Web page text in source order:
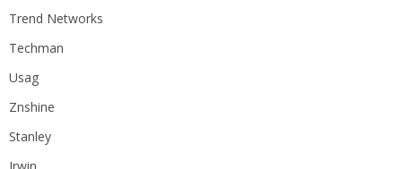
Trend Networks
Techman
Usag
Znshine
Stanley
Irwin